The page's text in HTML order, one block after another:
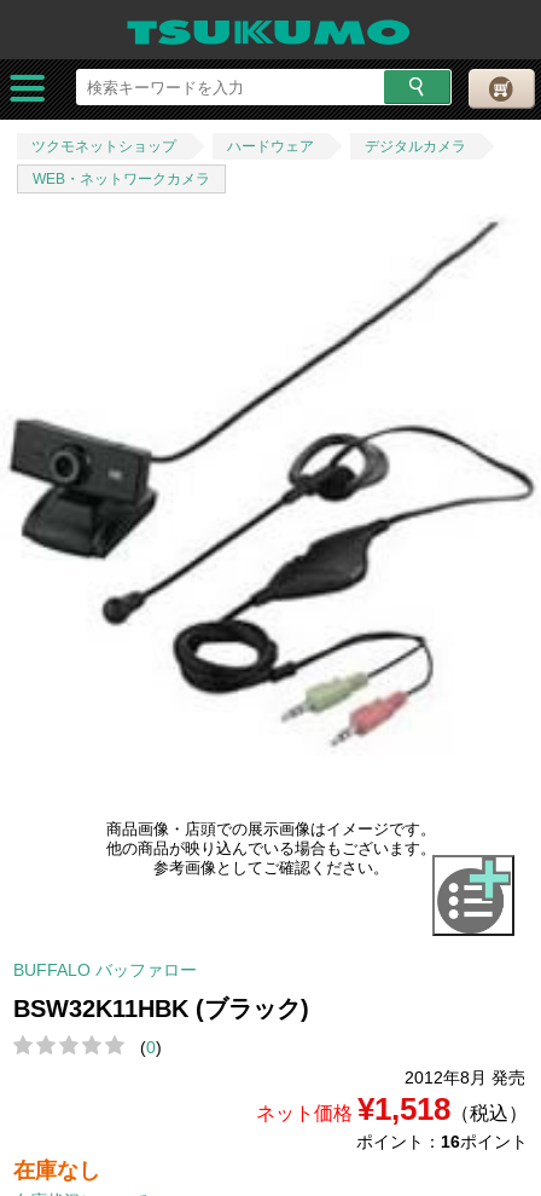
ツクモネットショップ ハードウェア
デジタルカメラ
WEB・ネットワークカメラ
商品画像・店頭での展示画像はイメージです。
他の商品が映り込んでいる場合もございます。
参考画像としてご確認ください。
BUFFALO バッファロー
BSW32K11HBK (ブラック)
(0)
2012年8月 発売
ネット価格 ¥1,518（税込）
ポイント： 16ポイント
在庫なし